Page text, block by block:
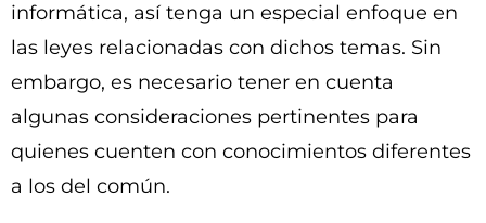
informática, así tenga un especial enfoque en
las leyes relacionadas con dichos temas. Sin
embargo, es necesario tener en cuenta
algunas consideraciones pertinentes para
quienes cuenten con conocimientos diferentes
a los del común.